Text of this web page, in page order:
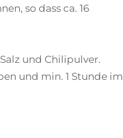
so dass ca. 16
und Chilipulver.
und min. 1 Stunde im